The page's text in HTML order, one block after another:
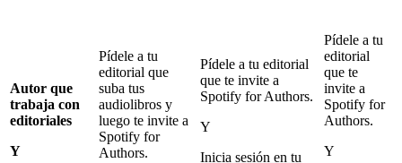
Autor que
trabaja con
editoriales
Y
Pídele a tu
editorial que
suba tus
audiolibros y
luego te invite a
Spotify for
Authors.
Pídele a tu editorial
que te invite a
Spotify for Authors.
Y
Inicia sesión en tu
Pídele a tu
editorial
que te
invite a
Spotify for
Authors.
Y